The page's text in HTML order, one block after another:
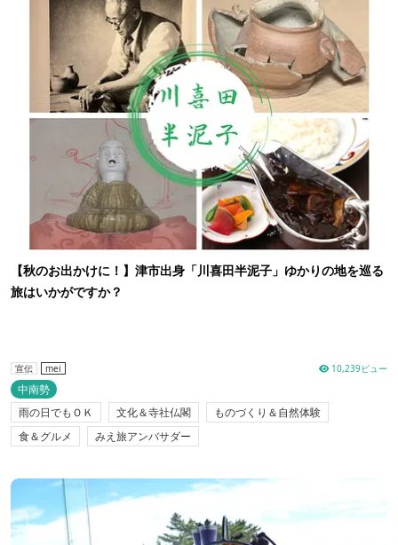
【秋のお出かけに！】津市出身「川喜田半泥子」ゆかりの地を巡る
旅はいかがですか？
宣伝 mei 10,239ビュー
中南勢
雨の日でもＯＫ
文化＆寺社仏閣
ものづくり＆自然体験
食＆グルメ
みえ旅アンバサダー